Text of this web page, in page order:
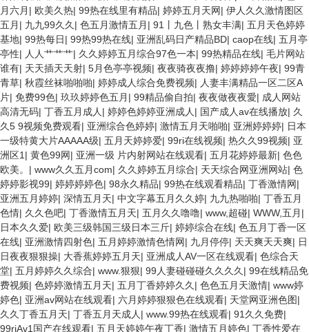
月六月 | 欧美久热| 99热在线里有精品| 婷婷五月天网| 伊人久久激情图区
五月 | 九九99久久 | 色五月激情五月 | 91丨九色丨熟女丰满| 五月天色婷婷
基地| 99热每日| 99热99热在线| 亚洲乱码日产精品BD| caop在线| 五月亭
亭性| 人人艹艹艹| 久久婷婷五月综合97色一本| 99热精品在线| 毛片网站
谁有| 天天插天天射| 5月色亭亭视频| 夜夜骑夜夜撸| 婷婷婷婷午夜| 99青
青草| 秋霞丝袜啪啪啪| 婷婷成人综合免费视频| 人妻丰满精品一区二区A
片| 免费99色| 玖玖婷婷色五月 | 99精品偷自拍| 夜夜做夜夜愛| 成人网站
高清无码| 丁香五月成人 | 婷婷色婷婷亚洲成人 | 国产成人av在线播放| 久
久5 9视频免费观看| 亚洲综合色婷婷| 激情五月天啪啪| 亚洲婷婷婷| 日本
一级特黄大片AAAAA级| 五月天婷婷爱| 99ri在线视频| 热久久99视频| 亚
洲区1 | 黄色99网| 亚洲一级 片内射网站在线观看| 五月花婷婷最新| 色色
欧美。 | www久久五月com| 久久婷婷五月综合| 天天综合网亚洲网站| 色
婷婷影视99| 婷婷婷婷色| 98永久精品| 99热在线观看精品| 丁香激情网|
亚洲五月婷婷| 深情五月天| 中文字幕五月久久婷| 九九热啪啪| 丁香五月
色情| 久久色吧| 丁香激情五月天| 五月久久噜噜| www,超碰| WWW,五月 |
日本久久爱| 欧美三级韩国三级日本三斤| 婷婷综合在线| 色五月丁香一区
在线| 亚洲激情四射色| 五月婷婷激情色情网| 九月停停| 天天爽天天爽| 日
日夜夜狠狠操| 大香蕉婷婷五月天| 亚洲成人AV一区在线观看| 色综合天
堂| 五月婷婷久久综合| www.狠狠| 99人妻碰碰碰久久久久 | 99在线精品免
费视频| 色婷婷激情五月天| 五月丁香婷婷久久 | 色色五月天激情| www婷
婷色| 亚洲av网站在线观看| 六月婷婷狠狠色在线观看| 天堂网亚洲色图|
久久丁香五月天| 丁香五月天成人 | www.99热在线观看| 91久久免费|
99riAv1国产在线观看| 五月天婷婷午夜丁香| 激情五月婷色| 丁香性爱在